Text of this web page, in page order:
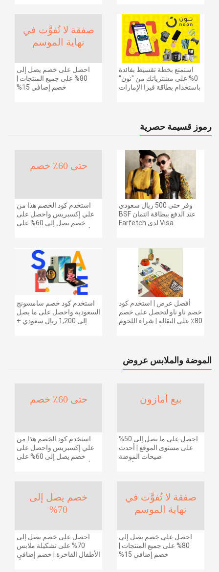
صفقة لا تُفوَّت في
نهاية الموسم
احصل على خصم يصل إلى
80% على جميع المنتجات |
خصم إضافي 15%
استمتع بخطة تقسيط بفائدة
0% على مشترياتك من "نون"
باستخدام بطاقة فيزا الإمارات
رموز قسيمة حصرية
حتى 60٪ خصم
استخدم كود الخصم هذا من
علي إكسبريس واحصل على
خصم يصل إلى 60% على
بقيمة 155 دولارًا أمريكيًا على
الطلبات التي تزيد قيمتها عن
1425 ريالًا سعوديًا | شحن مج
وفر حتى 500 ريال سعودي
عند الدفع ببطاقة ائتمان BSF
Visa لدى Farfetch
استخدم كود خصم سامسونج
السعودية واحصل على ما يصل
إلى 1,200 ريال سعودي +
أفضل عرض | استخدم كود
خصم ناو ناو لتحصل على خصم
80٪ على البقالة | شراء اللحوم
الموضة والملابس عروض
حتى 60٪ خصم
استخدم كود الخصم هذا من
علي إكسبريس واحصل على
خصم يصل إلى 60% على
الطلبات التي تزيد قيمتها عن
1425 ريالًا سعوديًا | شحن مج
بيع أمازون
احصل على ما يصل إلى 50%
على مستوى الموقع | أحدث
صيحات الموضة
خصم يصل إلى
70%
احصل على خصم يصل إلى
70% على تشكيلة ملابس
الأطفال الفاخرة | خصم إضافي
صفقة لا تُفوَّت في
نهاية الموسم
احصل على خصم يصل إلى
80% على جميع المنتجات |
خصم إضافي 15%